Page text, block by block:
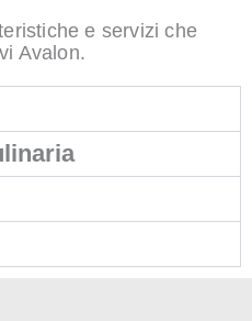
e servizi che
Avalon.